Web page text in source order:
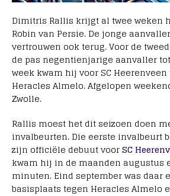
Dimitris Rallis krijgt al twee weken
Robin van Persie. De jonge
vertrouwen ook terug. Voor de
de pas negentienjarige aanvaller
week kwam hij voor SC
Heracles Almelo. Afgelopen
Zwolle.
Rallis moest het dit seizoen doen
invalbeurten. Die eerste invalbeurt
zijn officiële debuut voorSC
kwam hij in de maanden augustus
minuten. Eind september was daar
basisplaats tegen Heracles Almelo